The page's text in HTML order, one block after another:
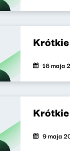
16 maja
9 maja